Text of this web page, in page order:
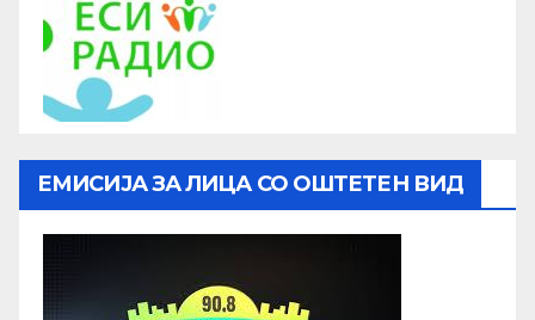
ЕМИСИЈА ЗА ЛИЦА СО ОШТЕТЕН ВИД